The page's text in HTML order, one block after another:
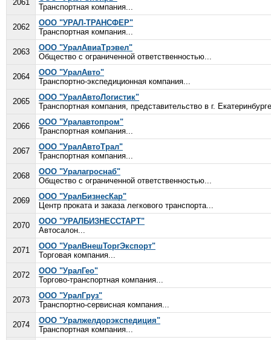
2061
Транспортная компания...
2062
ООО "УРАЛ-ТРАНСФЕР"
Транспортная компания...
2063
ООО "УралАвиаТрэвел"
Общество с ограниченной ответственностью...
2064
ООО "УралАвто"
Транспортно-экспедиционная компания...
2065
ООО "УралАвтоЛогистик"
Транспортная компания, представительство в г.
2066
ООО "Уралавтопром"
Транспортная компания...
2067
ООО "УралАвтоТрал"
Транспортная компания...
2068
ООО "Уралагроснаб"
Общество с ограниченной ответственностью...
2069
ООО "УралБизнесКар"
Центр проката и заказа легкового транспорта...
2070
ООО "УРАЛБИЗНЕССТАРТ"
Автосалон...
2071
ООО "УралВнешТоргЭкспорт"
Торговая компания...
2072
ООО "УралГео"
Торгово-транспортная компания...
2073
ООО "УралГруз"
Транспортно-сервисная компания...
2074
ООО "Уралжелдорэкспедиция"
Транспортная компания...